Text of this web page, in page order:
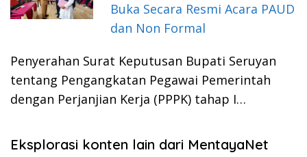
Buka Secara Resmi Acara PAUD
dan Non Formal
Penyerahan Surat Keputusan Bupati Seruyan
tentang Pengangkatan Pegawai Pemerintah
dengan Perjanjian Kerja (PPPK) tahap I…
Eksplorasi konten lain dari MentayaNet